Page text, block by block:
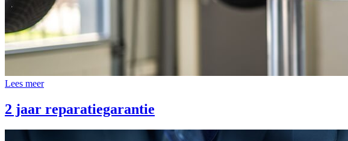
Lees meer
2 jaar reparatiegarantie